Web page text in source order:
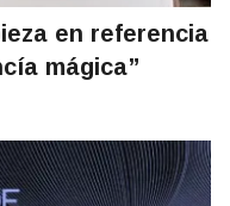
en referencia
mágica”